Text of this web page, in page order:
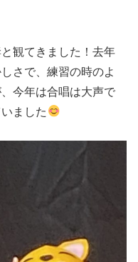
観てきました！去年
さで、練習の時のよ
今年は合唱は大声で
ました